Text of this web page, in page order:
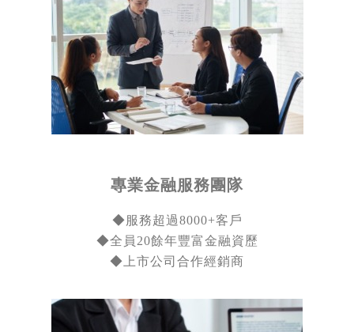
專業金融服務團隊
◆服務超過8000+客戶
◆全員20餘年豐富金融資歷
◆上市公司合作經銷商